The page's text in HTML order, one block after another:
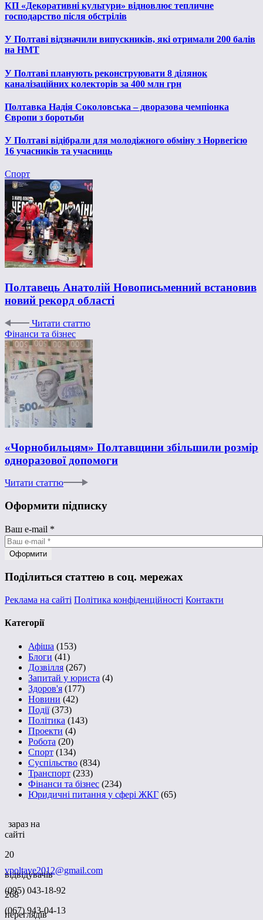
КП «Декоративні культури» відновлює тепличне
господарство після обстрілів
У Полтаві відзначили випускників, які отримали 200 балів
на НМТ
У Полтаві планують реконструювати 8 ділянок
каналізаційних колекторів за 400 млн грн
Полтавка Надія Соколовська – дворазова чемпіонка
Європи з боротьби
У Полтаві відібрали для молодіжного обміну з Норвегією
16 учасників та учасниць
Спорт
Полтавець Анатолій Новописьменний встановив
новий рекорд області
Читати статтю
Фінанси та бізнес
«Чорнобильцям» Полтавщини збільшили розмір
одноразової допомоги
Читати статтю
Оформити підписку
Ваш e-mail *
Поділиться статтею в соц. мережах
Реклама на сайті Політика конфіденційності Контакти
Категорії
Афіша (153)
Блоги (41)
Дозвілля (267)
Запитай у юриста (4)
Здоров'я (177)
Новини (42)
Події(373)
Політика (143)
Проекти (4)
Робота (20)
Спорт (134)
Суспільство (834)
Транспорт (233)
Фінанси та бізнес (234)
Юридичні питання у сфері ЖКГ (65)
зараз на
сайті
20
відвідувачів
268
переглядів
vpoltave2012@gmail.com
(095) 043-18-92
(067) 943-04-13